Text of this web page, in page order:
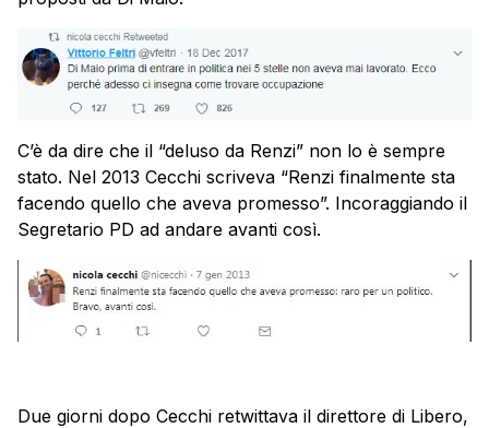
C’è da dire che il “deluso da Renzi” non lo è sempre
stato. Nel 2013 Cecchi scriveva “Renzi finalmente sta
facendo quello che aveva promesso”. Incoraggiando il
Segretario PD ad andare avanti così.
Due giorni dopo Cecchi retwittava il direttore di Libero,